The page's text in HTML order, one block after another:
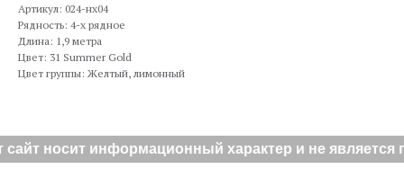
Артикул: 024-нх04
Рядность: 4-х рядное
Длина: 1,9 метра
Цвет: 31 Summer Gold
Цвет группы: Желтый, лимонный
носит информационный характер и не является